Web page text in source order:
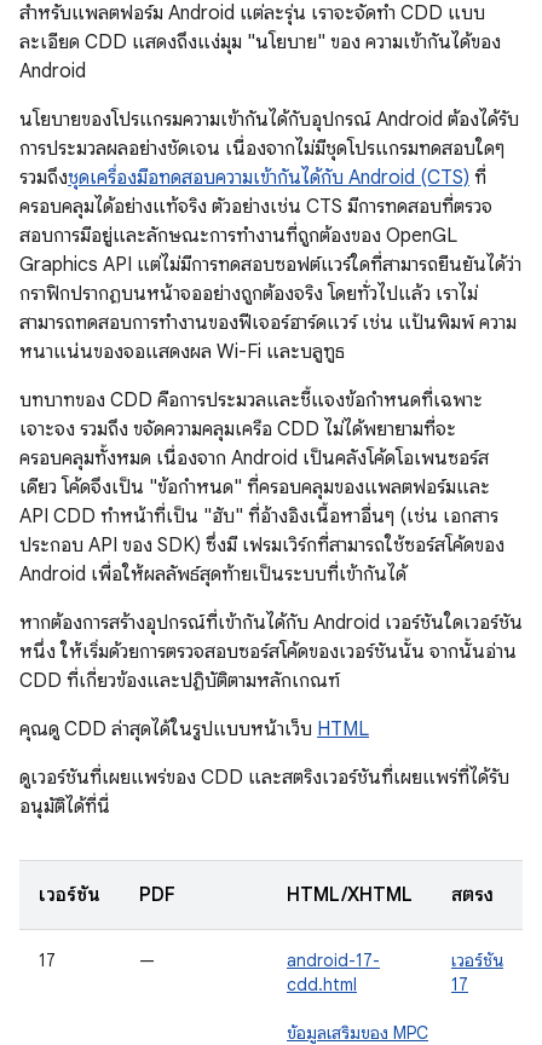
สำหรับแพลตฟอร์ม Android แต่ละรุ่น เราจะจัดทำ CDD แบบ
ละเอียด CDD แสดงถึงแง่มุม "นโยบาย" ของ ความเข้ากันได้ของ
Android
นโยบายของโปรแกรมความเข้ากันได้กับอุปกรณ์ Android ต้องได้รับ
การประมวลผลอย่างชัดเจน เนื่องจากไม่มีชุดโปรแกรมทดสอบใดๆ
รวมถึงชุดเครื่องมือทดสอบความเข้ากันได้กับ Android (CTS) ที่
ครอบคลุมได้อย่างแท้จริง ตัวอย่างเช่น CTS มีการทดสอบที่ตรวจ
สอบการมีอยู่และลักษณะการทำงานที่ถูกต้องของ OpenGL
Graphics API แต่ไม่มีการทดสอบซอฟต์แวร์ใดที่สามารถยืนยันได้ว่า
กราฟิกปรากฏบนหน้าจออย่างถูกต้องจริง โดยทั่วไปแล้ว เราไม่
สามารถทดสอบการทำงานของฟีเจอร์ฮาร์ดแวร์ เช่น แป้นพิมพ์ ความ
หนาแน่นของจอแสดงผล Wi-Fi และบลูทูธ
บทบาทของ CDD คือการประมวลและชี้แจงข้อกำหนดที่เฉพาะ
เจาะจง รวมถึง ขจัดความคลุมเครือ CDD ไม่ได้พยายามที่จะ
ครอบคลุมทั้งหมด เนื่องจาก Android เป็นคลังโค้ดโอเพนซอร์ส
เดียว โค้ดจึงเป็น "ข้อกำหนด" ที่ครอบคลุมของแพลตฟอร์มและ
API CDD ทำหน้าที่เป็น "ฮับ" ที่อ้างอิงเนื้อหาอื่นๆ (เช่น เอกสาร
ประกอบ API ของ SDK) ซึ่งมี เฟรมเวิร์กที่สามารถใช้ซอร์สโค้ดของ
Android เพื่อให้ผลลัพธ์สุดท้ายเป็นระบบที่เข้ากันได้
หากต้องการสร้างอุปกรณ์ที่เข้ากันได้กับ Android เวอร์ชันใดเวอร์ชัน
หนึ่ง ให้เริ่มด้วยการตรวจสอบซอร์สโค้ดของเวอร์ชันนั้น จากนั้นอ่าน
CDD ที่เกี่ยวข้องและปฏิบัติตามหลักเกณฑ์
คุณดู CDD ล่าสุดได้ในรูปแบบหน้าเว็บ HTML
ดูเวอร์ชันที่เผยแพร่ของ CDD และสตริงเวอร์ชันที่เผยแพร่ที่ได้รับ
อนุมัติได้ที่นี่
เวอร์ชัน PDF HTML/XHTML สตริง
17 —
android-17-
cdd.html
เวอร์ชัน
17
ข้อมูลเสริมของ MPC